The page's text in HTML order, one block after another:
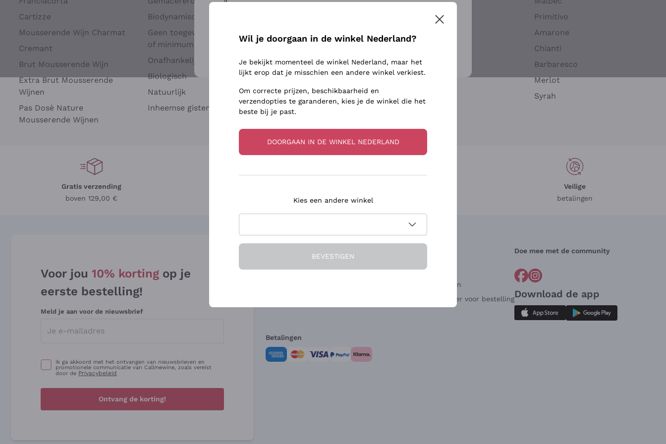
Cartizze
Mousserende Wijn Charmat
Cremant
Brut Mousserende Wijn
Extra Brut Mousserende
Wijnen
Pas Dosè Nature
Mousserende Wijnen
Biodynamisch
Geen toegevoegde sulfieten
of minimum
Onafhankelijke Wijnbouwers
Biologisch
Natuurlijk
Inheemse gisten
Argiolas
Ca' dei Frati
Chardonnay
Sauvignon
Primitivo
Amarone
Chianti
Barbaresco
Merlot
Syrah
Gratis verzending
boven 129,00 €
Veilige
betalingen
Voor jou 10% korting op je
eerste bestelling!
Meld je aan voor de nieuwsbrief
Ik ga akkoord met het ontvangen van nieuwsbrieven en
promotionele communicatie van Callmewine, zoals vereist
door de Privacybeleid
Ontvang de korting!
Over ons
Klantenservice
Verkoopvoorwaarden
Herroepingsformulier voor bestelling
Doe mee met de community
Download de app
Betalingen
Voor meer informatie, lees onzePrivacybeleid
Wil je doorgaan in de winkel Nederland?
Je bekijkt momenteel de winkel Nederland, maar het
lijkt erop dat je misschien een andere winkel verkiest.
Om correcte prijzen, beschikbaarheid en
verzendopties te garanderen, kies je de winkel die het
beste bij je past.
DOORGAAN IN DE WINKEL NEDERLAND
Kies een andere winkel
BEVESTIGEN